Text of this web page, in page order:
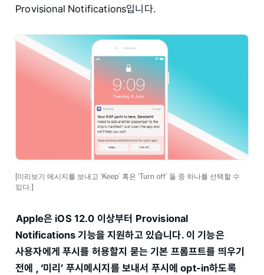
Provisional Notifications입니다.
[미리보기 메시지를 보내고 ‘Keep’ 혹은 ‘Turn off’ 둘 중 하나를 선택할 수
있다.]
Apple은 iOS 12.0 이상부터 Provisional
Notifications 기능을 지원하고 있습니다. 이 기능은
사용자에게 푸시를 허용할지 묻는 기본 프롬프트를 띄우기
전에 , ‘미리’ 푸시메시지를 보내서 푸시에 opt-in하도록